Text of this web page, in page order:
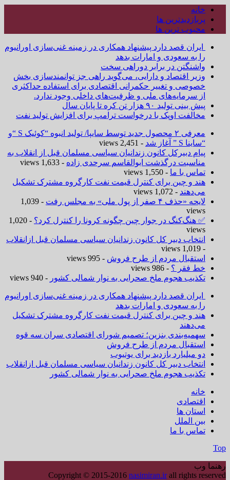
خانه
پربازدیدترین ها
محبوب ترین ها
ایران قصد دارد پیشنهاد همکاری در زمینه غنی‌سازی اورانیوم
را به سعودی و امارات بدهد
واشنگتن در برابر دوراهی سخت
وزیر اقتصاد و دارایی، می‌گوید راهی جز توانمندسازی بخش
خصوصی و تغییر حکمرانی اقتصادی برای استفاده حداکثری
از سرمایه‌های ملی و ظرفیت‌های داخلی وجود ندارد.
پیش بینی تولید ۹۰ هزار تن کره تا پایان سال
مخالفت اوپک با درخواست ترامپ برای افزایش تولید نفت
معرفی ۲ محصول جدید توسط سایپا/ تولید انبوه “کوئیک S “و
“ساینا S ” آغاز شد
- 2,451 views
پیام دبیرکل کانون زندانیان سیاسی مسلمان قبل از انقلاب به
مناسبت درگذشت ابوالقاسم سرحدی زاده - 1,633 views
تماس با ما - 1,550 views
هند و چین برای کنترل قیمت نفت کارگروه مشترک تشکیل
می‌دهند - 1,072 views
لایحه «حذف ۴ صفر از پول ملی» به مجلس رفت
- 1,039
views
✅ هنگ‌کنگ در جوار چین چگونه کرونا را کنترل کرد؟
- 1,020
views
انتخاب دبیر کل کانون زندانیان سیاسی مسلمان قبل ازانقلاب
- 1,019 views
استقبال مردم از طرح فروش - 995 views
خط فقر ؟ - 986 views
تکذیب هجوم ملخ صحرایی به نوار شمالی کشور - 940 views
ایران قصد دارد پیشنهاد همکاری در زمینه غنی‌سازی اورانیوم
را به سعودی و امارات بدهد
هند و چین برای کنترل قیمت نفت کارگروه مشترک تشکیل
می‌دهند
سهمیه‌بندی بنزین؛ تصمیم شورای اقتصادی سران سه قوه
استقبال مردم از طرح فروش
دو میلیارد بازدید برای یوتیوب
انتخاب دبیر کل کانون زندانیان سیاسی مسلمان قبل ازانقلاب
تکذیب هجوم ملخ صحرایی به نوار شمالی کشور
خانه
اقتصادی
استان ها
بین الملل
تماس با ما
Top
رهنما وب
Copyright © 2015-2016 nasimiran.irall rights reserved